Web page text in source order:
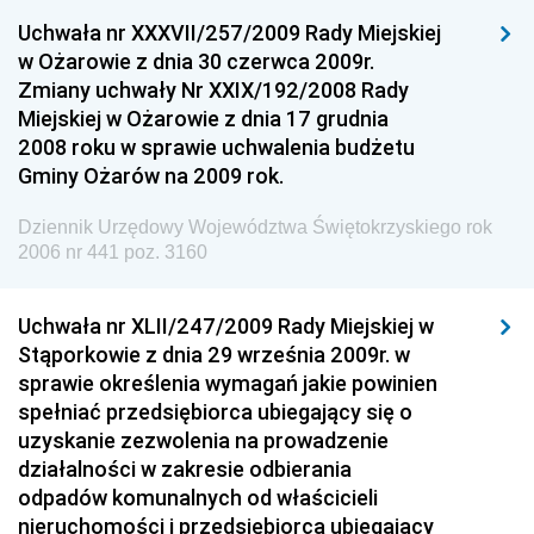
Dziennik Urzędowy Ministra Gospodarki
Dziennik Urzędowy Urzędu Ochrony Konkurencji i
Konsumentów
Dziennik Urzędowy Ministra Pracy i Polityki
Społecznej
Dziennik Urzędowy Urzędu Lotnictwa Cywilnego
Dziennik Urzędowy Ministerstwa Hutnictwa i
Przemysłu Maszynowego
Dziennik Urzędowy Ministerstwa Zdrowia i Opieki
Społecznej
Dziennik Urzędowy Ministerstwa Rolnictwa, Leśnictwa
i Gospodarki Żywnościowej
Uchwała nr XXXVII/257/2009 Rady Miejskiej
w Ożarowie z dnia 30 czerwca 2009r.
Zmiany uchwały Nr XXIX/192/2008 Rady
Miejskiej w Ożarowie z dnia 17 grudnia
2008 roku w sprawie uchwalenia budżetu
Gminy Ożarów na 2009 rok.
Dziennik Urzędowy Województwa Świętokrzyskiego rok
2006 nr 441 poz. 3160
Uchwała nr XLII/247/2009 Rady Miejskiej w
Stąporkowie z dnia 29 września 2009r. w
sprawie określenia wymagań jakie powinien
spełniać przedsiębiorca ubiegający się o
uzyskanie zezwolenia na prowadzenie
działalności w zakresie odbierania
odpadów komunalnych od właścicieli
nieruchomości i przedsiębiorca ubiegający